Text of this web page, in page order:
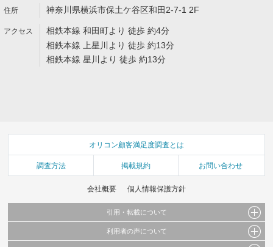
神奈川県横浜市保土ケ谷区和田2-7-1 2F
相鉄本線 和田町より 徒歩 約4分
相鉄本線 上星川より 徒歩 約13分
相鉄本線 星川より 徒歩 約13分
オリコン顧客満足度調査とは
調査方法 掲載規約 お問い合わせ
会社概要 個人情報保護方針
引用・転載について
当サイトで公開されている情報（文字、写真、イラスト、画像データ等）及びこれらの配
利用者の声について